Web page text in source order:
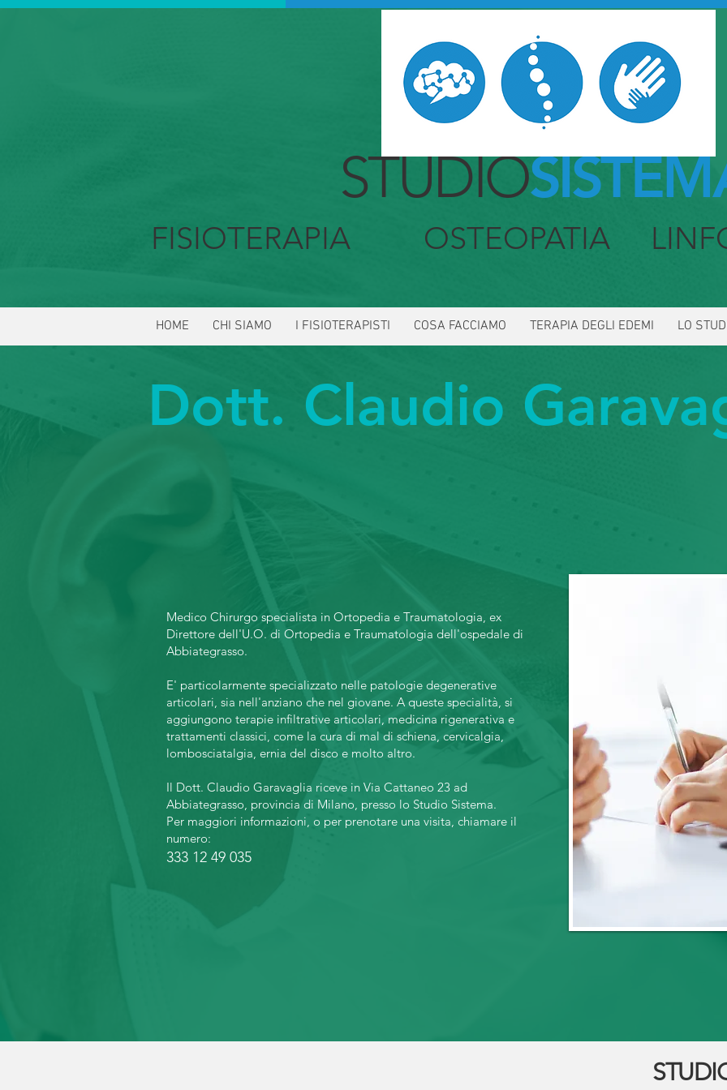
STUDIO
FISIOTERAPIA OSTEOPATIA
HOME CHI SIAMO I FISIOTERAPISTI COSA FACCIAMO TERAPIA DEGLI EDEMI LO
Dott. Claudio
Medico Chirurgo specialista in Ortopedia e Traumatologia, ex
Direttore dell'U.O. di Ortopedia e Traumatologia dell'ospedale di
Abbiategrasso.
E' particolarmente specializzato nelle patologie degenerative
articolari, sia nell'anziano che nel giovane. A queste specialità, si
aggiungono terapie infiltrative articolari, medicina rigenerativa e
trattamenti classici, come la cura di mal di schiena, cervicalgia,
lombosciatalgia, ernia del disco e molto altro.
Il Dott. Claudio Garavaglia riceve in Via Cattaneo 23 ad
Abbiategrasso, provincia di Milano, presso lo Studio Sistema.
Per maggiori informazioni, o per prenotare una visita, chiamare il
numero:
333 12 49 035